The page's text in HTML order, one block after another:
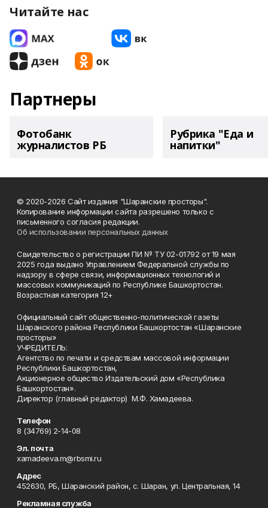
Читайте нас
Партнеры
Фотобанк
журналистов РБ
Рубрика "Еда и
напитки"
© 2020-2026 Сайт издания "Шаранские просторы".
Копирование информации сайта разрешено только с
письменного согласия редакции.
Об использовании персональных данных
Свидетельство о регистрации ПИ № ТУ 02-01792 от 19 мая
2025 года выдано Управлением Федеральной службы по
надзору в сфере связи, информационных технологий и
массовых коммуникаций по Республике Башкортостан.
Возрастная категория 12+
Официальный сайт общественно-политической газеты
Шаранского района Республики Башкортостан «Шаранские
просторы»
УЧРЕДИТЕЛЬ:
Агентство по печати и средствам массовой информации
Республики Башкортостан,
Акционерное общество Издательский дом «Республика
Башкортостан».
Директор (главный редактор) М.Ф. Хамадеева.
Телефон
8 (34769) 2-14-08
Эл. почта
xamadeeva.m@rbsmi.ru
Адрес
452630, РБ, Шаранский район, с. Шаран, ул. Центральная, 14
Рекламная служба